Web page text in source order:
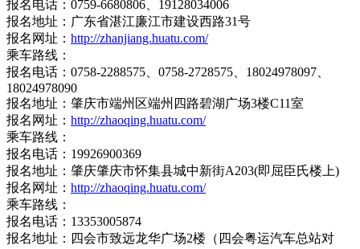
报名电话：0759-6680806、19128034006
报名地址：广东省湛江廉江市建设西路31号
报名网址： http://zhanjiang.huatu.com/
乘车路线：
报名电话：0758-2288575、0758-2728575、18024978097、
18024978090
报名地址：肇庆市端州区端州四路碧湖广场3楼C11室
报名网址： http://zhaoqing.huatu.com/
乘车路线：
报名电话：19926900369
报名地址：肇庆肇庆市怀集县城中新街A203(即屈臣氏楼上)
报名网址： http://zhaoqing.huatu.com/
乘车路线：
报名电话：13353005874
报名地址：四会市致远龙华广场2楼（四会粤运汽车总站对